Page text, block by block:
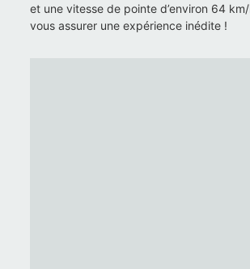
et une vitesse de pointe d’environ 64
vous assurer une expérience inédite !